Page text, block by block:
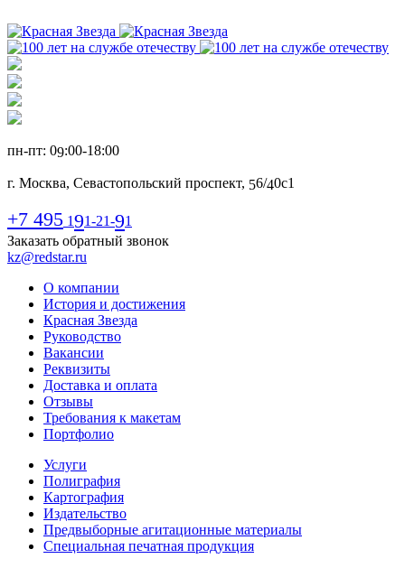
пн-пт: 09:00-18:00
г. Москва, Севастопольский проспект, 56/40с1
+7 495 191-21-91
Заказать обратный звонок
kz@redstar.ru
О компании
История и достижения
Красная Звезда
Руководство
Вакансии
Реквизиты
Доставка и оплата
Отзывы
Требования к макетам
Портфолио
Услуги
Полиграфия
Картография
Издательство
Предвыборные агитационные материалы
Специальная печатная продукция